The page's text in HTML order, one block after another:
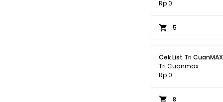
Rp 0
5
Cek List Tri CuanMAX
Tri Cuanmax
Rp 0
8